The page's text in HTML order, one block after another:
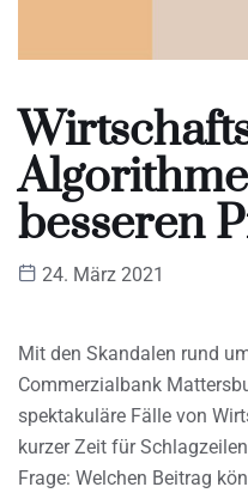
besseren
24. März 2021
Mit den Skandalen rund
Commerzialbank
spektakuläre Fälle von
kurzer Zeit für
Frage: Welchen Beitrag